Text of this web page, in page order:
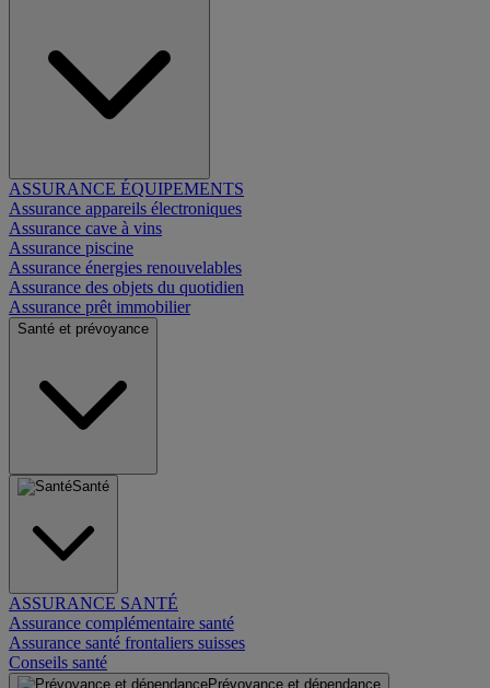
ASSURANCE ÉQUIPEMENTS
Assurance appareils électroniques
Assurance cave à vins
Assurance piscine
Assurance énergies renouvelables
Assurance des objets du quotidien
Assurance prêt immobilier
Santé et prévoyance
Santé
ASSURANCE SANTÉ
Assurance complémentaire santé
Assurance santé frontaliers suisses
Conseils santé
Prévoyance et dépendance